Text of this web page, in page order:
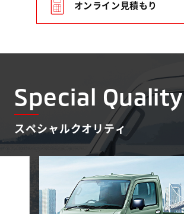
オンライン見積もり
Special Quality
スペシャルクオリティ